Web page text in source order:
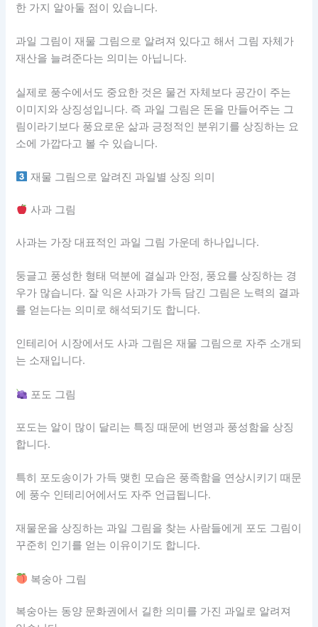
한 가지 알아둘 점이 있습니다.
과일 그림이 재물 그림으로 알려져 있다고 해서 그림 자체가
재산을 늘려준다는 의미는 아닙니다.
실제로 풍수에서도 중요한 것은 물건 자체보다 공간이 주는
이미지와 상징성입니다. 즉 과일 그림은 돈을 만들어주는 그
림이라기보다 풍요로운 삶과 긍정적인 분위기를 상징하는 요
소에 가깝다고 볼 수 있습니다.
재물 그림으로 알려진 과일별 상징 의미
사과 그림
사과는 가장 대표적인 과일 그림 가운데 하나입니다.
둥글고 풍성한 형태 덕분에 결실과 안정, 풍요를 상징하는 경
우가 많습니다. 잘 익은 사과가 가득 담긴 그림은 노력의 결과
를 얻는다는 의미로 해석되기도 합니다.
인테리어 시장에서도 사과 그림은 재물 그림으로 자주 소개되
는 소재입니다.
포도 그림
포도는 알이 많이 달리는 특징 때문에 번영과 풍성함을 상징
합니다.
특히 포도송이가 가득 맺힌 모습은 풍족함을 연상시키기 때문
에 풍수 인테리어에서도 자주 언급됩니다.
재물운을 상징하는 과일 그림을 찾는 사람들에게 포도 그림이
꾸준히 인기를 얻는 이유이기도 합니다.
복숭아 그림
복숭아는 동양 문화권에서 길한 의미를 가진 과일로 알려져